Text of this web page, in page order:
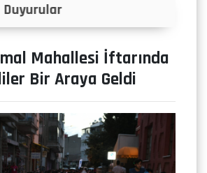
İlanlar
Mahallesi İftarında
Bir Araya Geldi